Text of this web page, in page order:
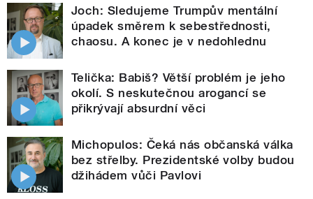
Joch: Sledujeme Trumpův mentální
úpadek směrem k sebestřednosti,
chaosu. A konec je v nedohlednu
Telička: Babiš? Větší problém je jeho
okolí. S neskutečnou arogancí se
přikrývají absurdní věci
Michopulos: Čeká nás občanská válka
bez střelby. Prezidentské volby budou
džihádem vůči Pavlovi